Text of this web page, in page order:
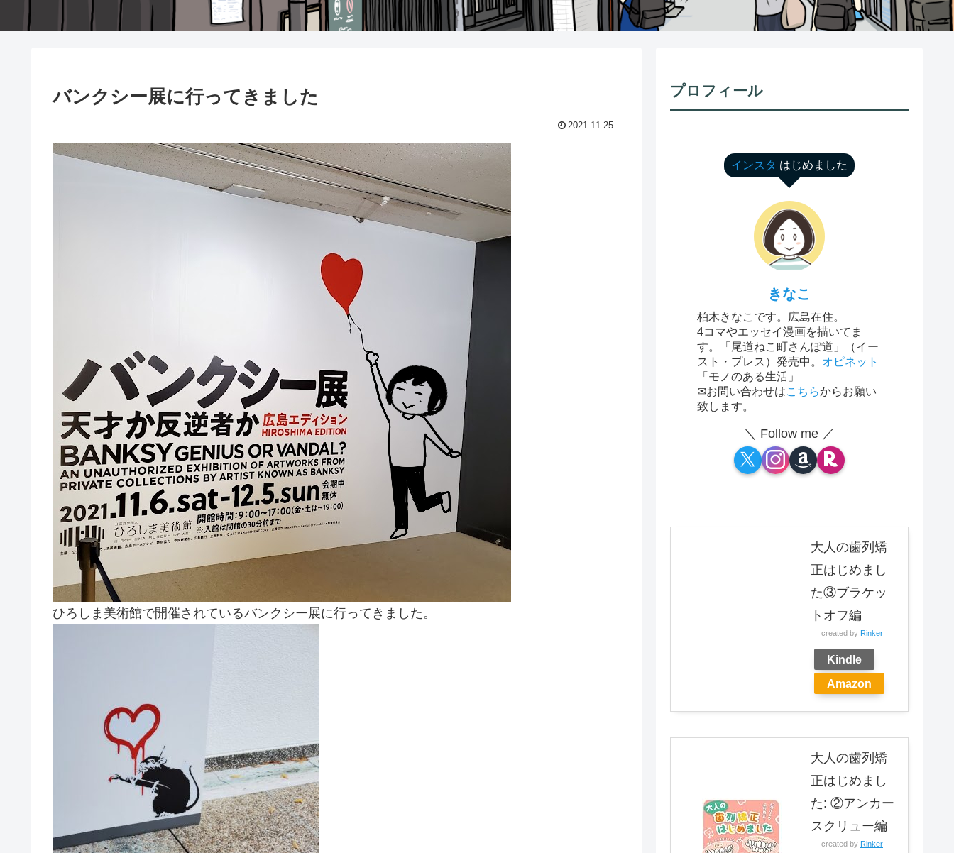
バンクシー展に行ってきました
2021.11.25
ひろしま美術館で開催されているバンクシー展に行ってきました。
プロフィール
インスタ はじめました
きなこ
柏木きなこです。広島在住。
4コマやエッセイ漫画を描いてま
す。「尾道ねこ町さんぽ道」（イー
スト・プレス）発売中。 オピネット
「モノのある生活」
✉お問い合わせはこちらからお願い
致します。
＼ Follow me ／
大人の歯列矯
正はじめまし
た③ブラケッ
トオフ編
created by Rinker
Kindle
Amazon
大人の歯列矯
正はじめまし
た: ②アンカー
スクリュー編
created by Rinker